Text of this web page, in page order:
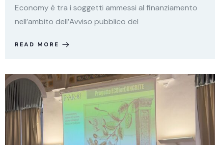
Economy è tra i soggetti ammessi al finanziamento
nell’ambito dell’Avviso pubblico del
READ MORE